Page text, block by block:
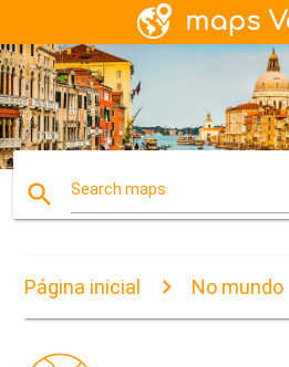
search Search maps
Página inicial No mundo